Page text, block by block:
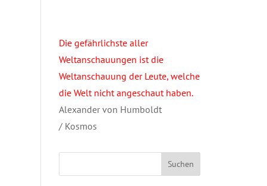
Die gefährlichste aller
Weltanschauungen ist die
Weltanschauung der Leute, welche
die Welt nicht angeschaut haben.
Alexander von Humboldt
/ Kosmos